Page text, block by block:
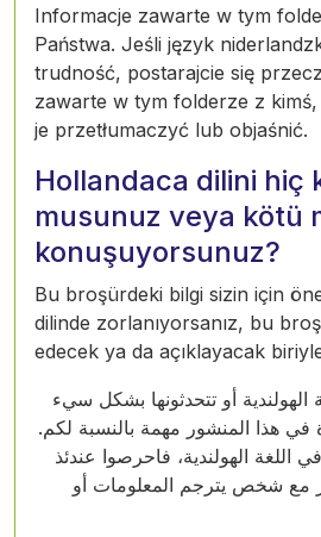
Informacje zawarte w tym
Państwa. Jeśli język
trudność, postarajcie się
zawarte w tym folderze z
je przetłumaczyć lub objaśnić.
Hollandaca dilini hiç
musunuz veya kötü
konuşuyorsunuz?
Bu broşürdeki bilgi sizin için
dilinde zorlanıyorsanız, bu
edecek ya da açıklayacak
الهولندية أو تتحدثونها بشكل سيء
في هذا المنشور مهمة بالنسبة لكم.
اللغة الهولندية، فاحرصوا عندئذ
مع شخص يترجم المعلومات أو